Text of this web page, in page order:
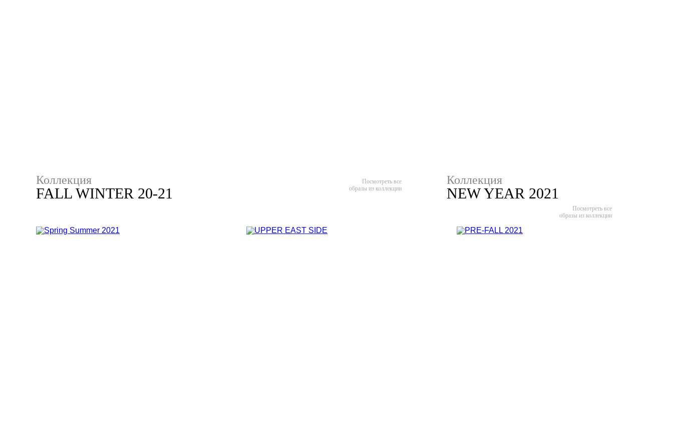
Коллекция
FALL WINTER 20-21
Посмотреть все
образы из коллекции
Коллекция
NEW YEAR 2021
Посмотреть все
образы из коллекции